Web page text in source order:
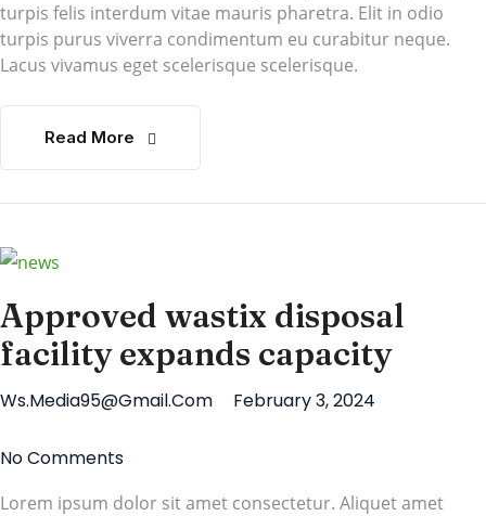
turpis felis interdum vitae mauris pharetra. Elit in odio
turpis purus viverra condimentum eu curabitur neque.
Lacus vivamus eget scelerisque scelerisque.
Read More
Approved wastix disposal
facility expands capacity
Ws.media95@gmail.com February 3, 2024
No Comments
Lorem ipsum dolor sit amet consectetur. Aliquet amet